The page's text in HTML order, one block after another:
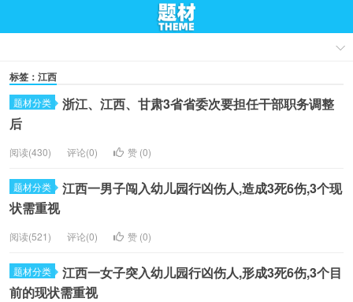
标签：江西
题材分类
浙江、江西、甘肃3省省委次要担任干部职务调整
后
阅读(430) 评论(0) 赞 (0)
题材分类
江西一男子闯入幼儿园行凶伤人,造成3死6伤,3个现
状需重视
阅读(521) 评论(0) 赞 (0)
题材分类
江西一女子突入幼儿园行凶伤人,形成3死6伤,3个目
前的现状需重视